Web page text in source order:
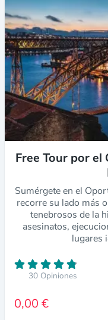
Free Tour por
Sumérgete en el
recorre su lado más
tenebrosos de la
asesinatos,
lugares
30 Opiniones
0,00 €